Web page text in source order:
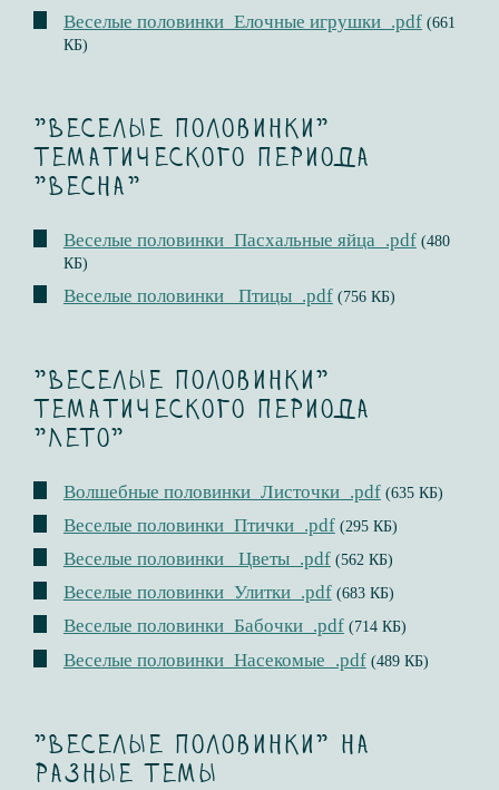
Веселые половинки_Елочные игрушки_.pdf (661
КБ)
"Веселые половинки"
тематического периода
"Весна"
Веселые половинки_Пасхальные яйца_.pdf (480
КБ)
Веселые половинки _Птицы_.pdf (756 КБ)
"Веселые половинки"
тематического периода
"Лето"
Волшебные половинки_Листочки_.pdf (635 КБ)
Веселые половинки_Птички_.pdf (295 КБ)
Веселые половинки _Цветы_.pdf (562 КБ)
Веселые половинки_Улитки_.pdf (683 КБ)
Веселые половинки_Бабочки_.pdf (714 КБ)
Веселые половинки_Насекомые_.pdf (489 КБ)
"Веселые половинки" на
разные темы